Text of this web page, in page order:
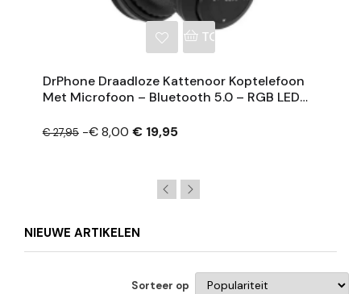
TOEVOEGEN AAN
DrPhone Draadloze Kattenoor Koptelefoon
Met Microfoon – Bluetooth 5.0 – RGB LED
€ 27,95 -€ 8,00 € 19,95
NIEUWE ARTIKELEN
Sorteer op